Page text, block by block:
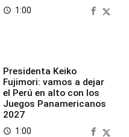
access_time 1:00
Presidenta Keiko
Fujimori: vamos a dejar
el Perú en alto con los
Juegos Panamericanos
2027
access_time 1:00